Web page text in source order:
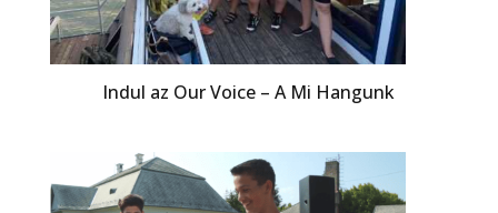
Indul az Our Voice – A Mi Hangunk